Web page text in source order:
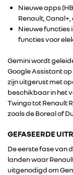
Nieuwe apps
Renault, Canal+,
Nieuwe functies
functies voor
Gemini wordt
Google Assistant
zijn uitgerust met
beschikbaar in het
Twingo tot Renault
zoals de Boreal of
GEFASEERDE
De eerste fase van
landen waar
uitgenodigd om